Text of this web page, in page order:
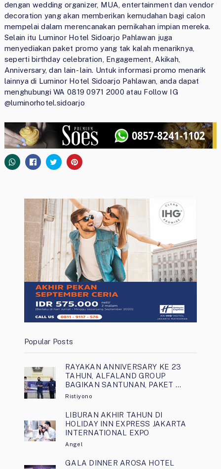
dengan wedding organizer, MUA, entertainment dan vendor
decoration yang akan memberikan kemudahan bagi calon
mempelai dalam merencanakan pernikahan impian mereka.
Selain itu Luminor Hotel Sidoarjo Pahlawan juga
menyediakan paket promo yang tak kalah menariknya,
seperti birthday celebration, Engagement, Akikah,
Anniversary, dan lain- lain. Untuk informasi promo menarik
lainnya di Luminor Hotel Sidoarjo Pahlawan, anda dapat
menghubungi WA 0819 0971 2000 atau Follow IG
@luminorhotel.sidoarjo
Popular Posts
RAYAKAN ANNIVERSARY KE 23
TAHUN, ALFALAND GROUP
BAGIKAN SANTUNAN, PAKET …
Ristiyono
LIBURAN AKHIR TAHUN DI
HOLIDAY INN EXPRESS JAKARTA
INTERNATIONAL EXPO
Angel
GALA DINNER AROSA HOTEL